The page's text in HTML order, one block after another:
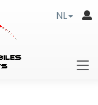
NL